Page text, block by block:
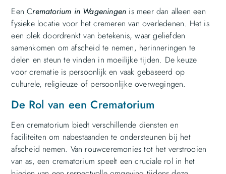
Een Crematorium in Wageningen is meer dan alleen een
fysieke locatie voor het cremeren van overledenen. Het is
een plek doordrenkt van betekenis, waar geliefden
samenkomen om afscheid te nemen, herinneringen te
delen en steun te vinden in moeilijke tijden. De keuze
voor crematie is persoonlijk en vaak gebaseerd op
culturele, religieuze of persoonlijke overwegingen.
De Rol van een Crematorium
Een crematorium biedt verschillende diensten en
faciliteiten om nabestaanden te ondersteunen bij het
afscheid nemen. Van rouwceremonies tot het verstrooien
van as, een crematorium speelt een cruciale rol in het